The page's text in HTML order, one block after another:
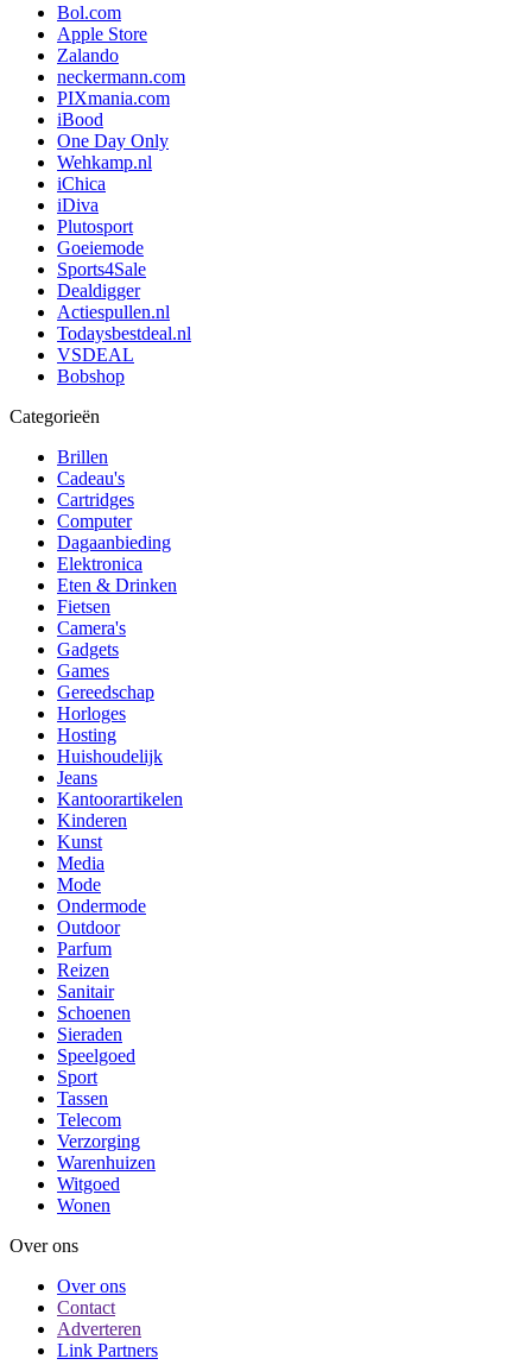
Bol.com
Apple Store
Zalando
neckermann.com
PIXmania.com
iBood
One Day Only
Wehkamp.nl
iChica
iDiva
Plutosport
Goeiemode
Sports4Sale
Dealdigger
Actiespullen.nl
Todaysbestdeal.nl
VSDEAL
Bobshop
Categorieën
Brillen
Cadeau's
Cartridges
Computer
Dagaanbieding
Elektronica
Eten & Drinken
Fietsen
Camera's
Gadgets
Games
Gereedschap
Horloges
Hosting
Huishoudelijk
Jeans
Kantoorartikelen
Kinderen
Kunst
Media
Mode
Ondermode
Outdoor
Parfum
Reizen
Sanitair
Schoenen
Sieraden
Speelgoed
Sport
Tassen
Telecom
Verzorging
Warenhuizen
Witgoed
Wonen
Over ons
Over ons
Contact
Adverteren
Link Partners